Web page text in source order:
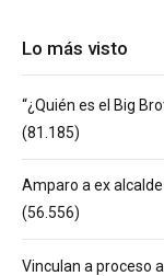
Lo más visto
“¿Quién es el Big
(81.185)
Amparo a ex
(56.556)
Vinculan a proceso